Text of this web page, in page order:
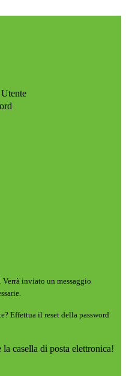
Verrà inviato un messaggio
Effettua il reset della password
casella di posta elettronica!